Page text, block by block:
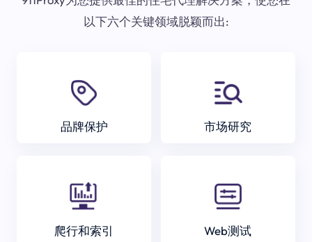
以下六个关键领域脱颖而出:
品牌保护 市场研究
爬行和索引 Web测试